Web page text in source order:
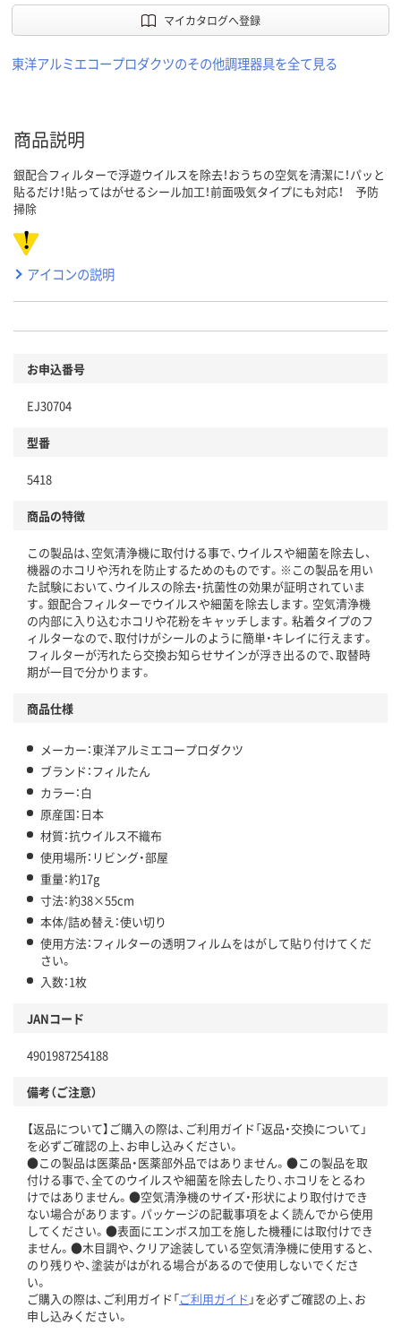
マイカタログへ登録
東洋アルミエコープロダクツのその他調理器具を全て見る
商品説明
銀配合フィルターで浮遊ウイルスを除去！おうちの空気を清潔に！パッと
貼るだけ！貼ってはがせるシール加工！前面吸気タイプにも対応！ 予防
掃除
アイコンの説明
お申込番号
EJ30704
型番
5418
商品の特徴
この製品は、空気清浄機に取付ける事で、ウイルスや細菌を除去し、
機器のホコリや汚れを防止するためのものです。※この製品を用い
た試験において、ウイルスの除去・抗菌性の効果が証明されていま
す。銀配合フィルターでウイルスや細菌を除去します。空気清浄機
の内部に入り込むホコリや花粉をキャッチします。粘着タイプのフ
ィルターなので、取付けがシールのように簡単・キレイに行えます。
フィルターが汚れたら交換お知らせサインが浮き出るので、取替時
期が一目で分かります。
商品仕様
メーカー：東洋アルミエコープロダクツ
ブランド：フィルたん
カラー：白
原産国：日本
材質：抗ウイルス不織布
使用場所：リビング・部屋
重量：約17g
寸法：約38×55cm
本体/詰め替え：使い切り
使用方法：フィルターの透明フィルムをはがして貼り付けてくだ
さい。
入数：1枚
JANコード
4901987254188
備考（ご注意）
【返品について】ご購入の際は、ご利用ガイド「返品・交換について」
を必ずご確認の上、お申し込みください。
●この製品は医薬品・医薬部外品ではありません。●この製品を取
付ける事で、全てのウイルスや細菌を除去したり、ホコリをとるわ
けではありません。●空気清浄機のサイズ・形状により取付けでき
ない場合があります。パッケージの記載事項をよく読んでから使用
してください。●表面にエンボス加工を施した機種には取付けでき
ません。●木目調や、クリア途装している空気清浄機に使用すると、
のり残りや、塗装がはがれる場合があるので使用しないでくださ
い。
ご購入の際は、ご利用ガイド「ご利用ガイド 」を必ずご確認の上、お
申し込みください。